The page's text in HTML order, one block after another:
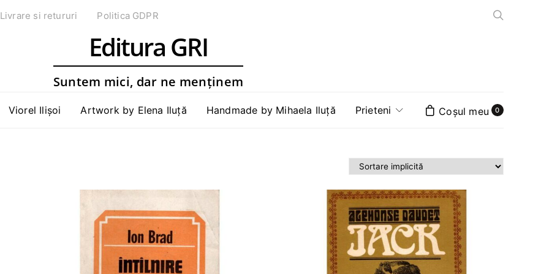
Livrare si retururi Politica GDPR
Editura GRI
Suntem mici, dar ne menținem
Viorel Ilișoi Artwork by Elena Iluță Handmade by Mihaela Iluță Prieteni 0